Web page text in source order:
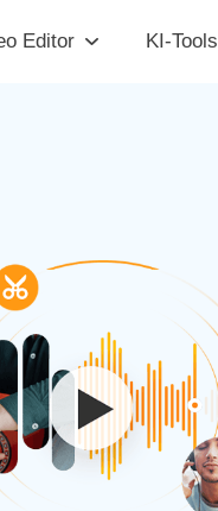
Editor KI-Tools